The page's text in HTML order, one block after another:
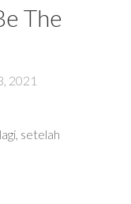
The
2021
setelah